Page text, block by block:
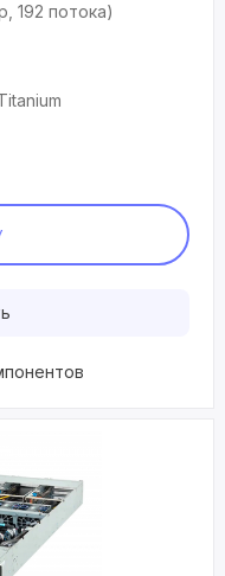
192 потока)